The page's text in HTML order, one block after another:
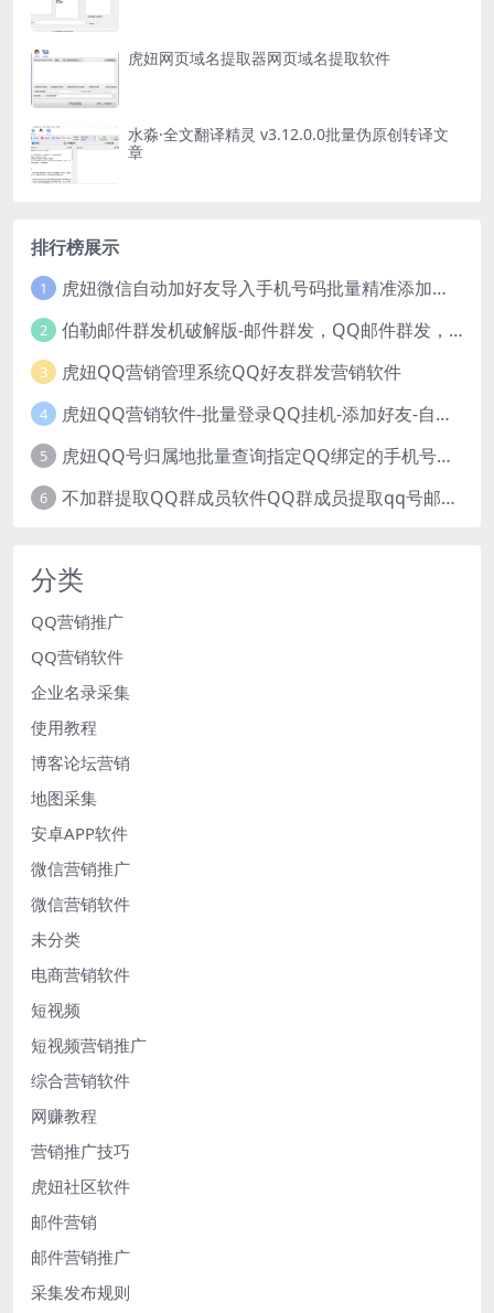
虎妞网页域名提取器网页域名提取软件
水淼·全文翻译精灵 v3.12.0.0批量伪原创转译文
章
排行榜展示
1 虎妞微信自动加好友导入手机号码批量精准添加客户售营销软件微商工具
2 伯勒邮件群发机破解版-邮件群发，QQ邮件群发，邮件群发软件，伯乐邮件群发工具，邮件群发器
3 虎妞QQ营销管理系统QQ好友群发营销软件
4 虎妞QQ营销软件-批量登录QQ挂机-添加好友-自动加群-群发消息-临时会话
5 虎妞QQ号归属地批量查询指定QQ绑定的手机号软件
6 不加群提取QQ群成员软件QQ群成员提取qq号邮箱软件
分类
QQ营销推广
QQ营销软件
企业名录采集
使用教程
博客论坛营销
地图采集
安卓APP软件
微信营销推广
微信营销软件
未分类
电商营销软件
短视频
短视频营销推广
综合营销软件
网赚教程
营销推广技巧
虎妞社区软件
邮件营销
邮件营销推广
采集发布规则